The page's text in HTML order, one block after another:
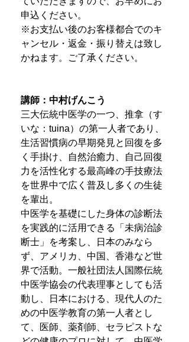
申込ください。
※お支払い後のお客様都合でのキ
ャンセル・返金・振り替えは致し
かねます。ご了承ください。
講師：中村げんこう
三大伝統中医学の一つ、推拿（す
いな：tuina）の第一人者であり、
生活習慣病の早期発見と回復を多
く手掛け、自然治癒力、自己回復
力を活性化する最高峰の手技療法
を世界中で広く普及し多くの生徒
を輩出。
中医学を基礎にした身体の診断法
を実践的に活用できる「未病治診
断士」を考案し、日本のみなら
ず、アメリカ、中国、香港など世
界で活動。一般社団法人国際伝統
中医学協会の代表理事としても活
動し、日本における、現代人のた
めの中医学教育の第一人者とし
て、医師、薬剤師、セラピストな